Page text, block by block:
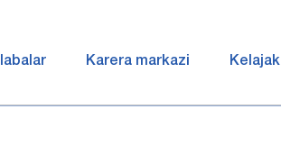
Karera markazi